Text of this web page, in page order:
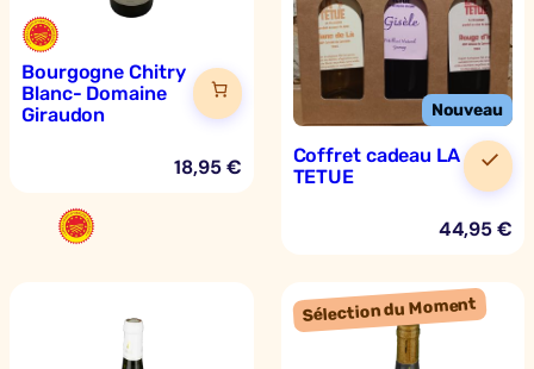
a
e
Bourgogne Chitry
Blanc- Domaine
Giraudon
18,95€
Coffret cadeau LA
TETUE
44,95€